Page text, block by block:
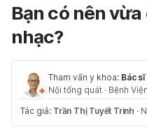
Bạn có nên
nhạc?
Tham vấn y khoa: Bác
Nội tổng quát · Bệnh
Tác giả: Trần Thị Tuyết Trinh ·